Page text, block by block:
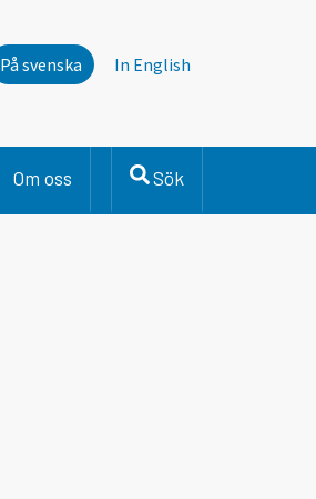
På svenska In English
Om oss Sök